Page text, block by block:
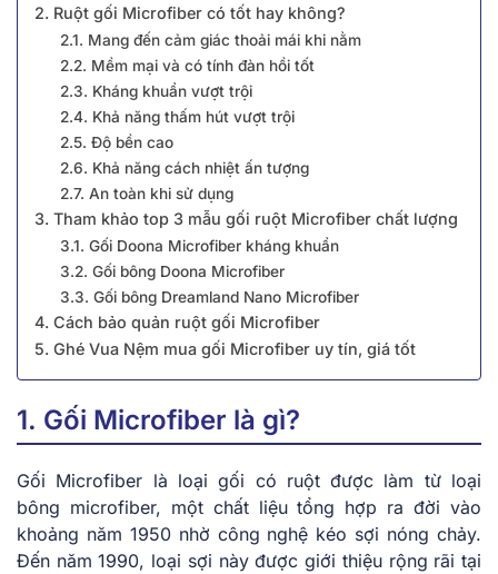
2. Ruột gối Microfiber có tốt hay không?
2.1. Mang đến cảm giác thoải mái khi nằm
2.2. Mềm mại và có tính đàn hồi tốt
2.3. Kháng khuẩn vượt trội
2.4. Khả năng thấm hút vượt trội
2.5. Độ bền cao
2.6. Khả năng cách nhiệt ấn tượng
2.7. An toàn khi sử dụng
3. Tham khảo top 3 mẫu gối ruột Microfiber chất lượng
3.1. Gối Doona Microfiber kháng khuẩn
3.2. Gối bông Doona Microfiber
3.3. Gối bông Dreamland Nano Microfiber
4. Cách bảo quản ruột gối Microfiber
5. Ghé Vua Nệm mua gối Microfiber uy tín, giá tốt
1. Gối Microfiber là gì?
Gối Microfiber là loại gối có ruột được làm từ loại
bông microfiber, một chất liệu tổng hợp ra đời vào
khoảng năm 1950 nhờ công nghệ kéo sợi nóng chảy.
Đến năm 1990, loại sợi này được giới thiệu rộng rãi tại